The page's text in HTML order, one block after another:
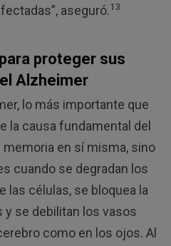
aseguró.13
proteger sus
Alzheimer
lo más importante que
la causa fundamental del
memoria en sí misma, sino
cuando se degradan los
células, se bloquea la
y se debilitan los vasos
como en los ojos. Al